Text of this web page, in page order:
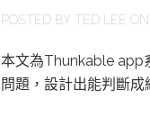
POSTED BY TED LEE
本文為Thunkable app
問題，設計出能判斷成